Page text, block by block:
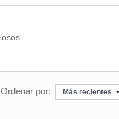
Ordenar por: Más recientes